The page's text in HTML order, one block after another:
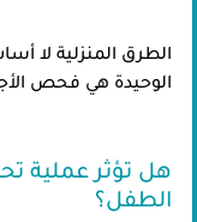
الطرق المنزلية لا
الوحيدة هي فحص
هل تؤثر عملية
الطفل؟